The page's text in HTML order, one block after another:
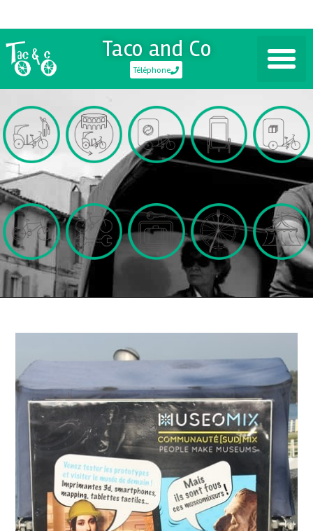
Taco and Co
Téléphone